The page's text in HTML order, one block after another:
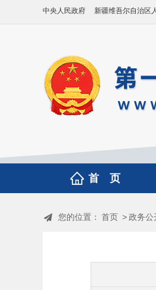
中央人民政府 新疆维吾尔自治区
首 页
您的位置： 首页 >政务公